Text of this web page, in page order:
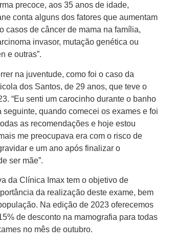
precoce, aos 35 anos de idade,
conta alguns dos fatores que aumentam
casos de câncer de mama na família,
invasor, mutação genética ou
e outras”.
na juventude, como foi o caso da
dos Santos, de 29 anos, que teve o
“Eu senti um carocinho durante o banho
quando comecei os exames e foi
as recomendações e hoje estou
me preocupava era com o risco de
e um ano após finalizar o
ser mãe”.
da Clínica Imax tem o objetivo de
da realização deste exame, bem
Na edição de 2023 oferecemos
de desconto na mamografia para todas
no mês de outubro.